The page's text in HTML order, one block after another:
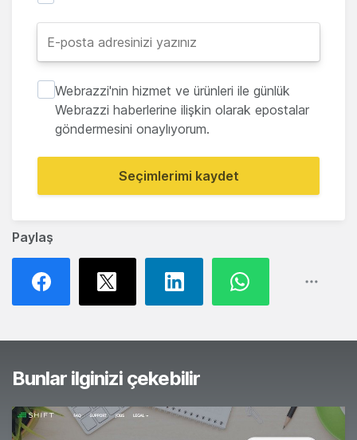
Paylaş
Webrazzi'nin hizmet ve ürünleri ile günlük
Webrazzi haberlerine ilişkin olarak epostalar
göndermesini onaylıyorum.
Seçimlerimi kaydet
Bunlar ilginizi çekebilir